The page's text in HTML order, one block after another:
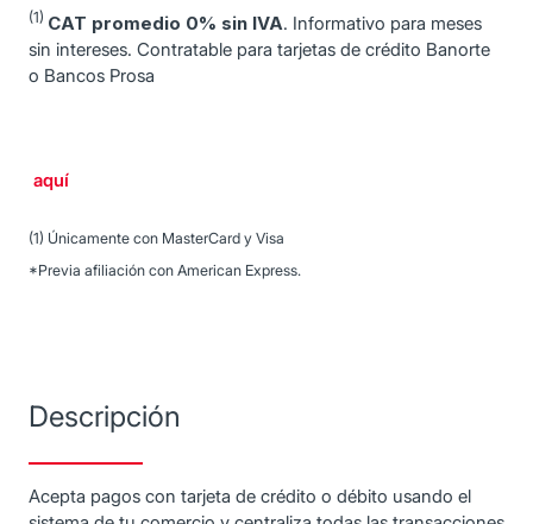
(1) CAT promedio 0% sin IVA. Informativo para meses
sin intereses. Contratable para tarjetas de crédito Banorte
o Bancos Prosa
aquí
(1) Únicamente con MasterCard y Visa
*Previa afiliación con American Express.
Descripción
Acepta pagos con tarjeta de crédito o débito usando el